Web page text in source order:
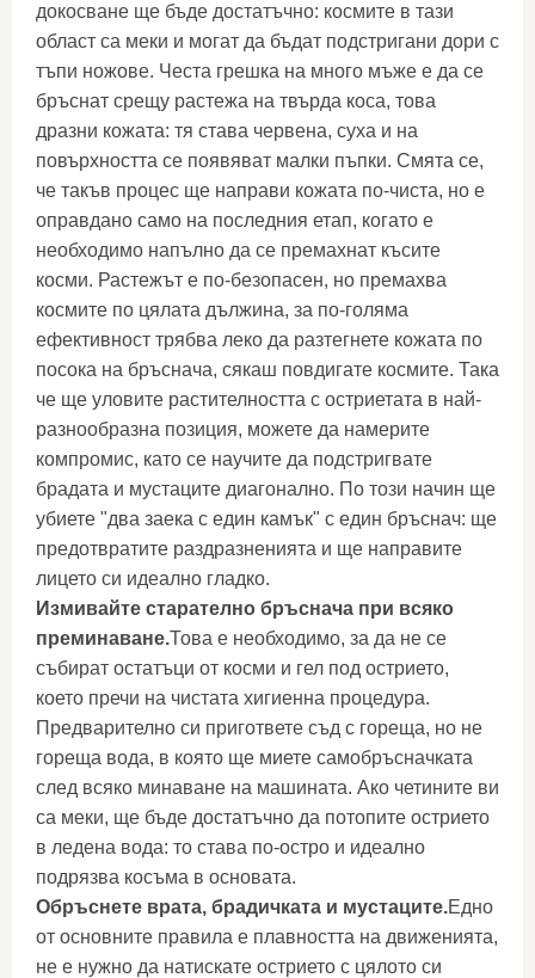
докосване ще бъде достатъчно: космите в тази
област са меки и могат да бъдат подстригани дори с
тъпи ножове. Честа грешка на много мъже е да се
бръснат срещу растежа на твърда коса, това
дразни кожата: тя става червена, суха и на
повърхността се появяват малки пъпки. Смята се,
че такъв процес ще направи кожата по-чиста, но е
оправдано само на последния етап, когато е
необходимо напълно да се премахнат късите
косми. Растежът е по-безопасен, но премахва
космите по цялата дължина, за по-голяма
ефективност трябва леко да разтегнете кожата по
посока на бръснача, сякаш повдигате космите. Така
че ще уловите растителността с остриетата в най-
разнообразна позиция, можете да намерите
компромис, като се научите да подстригвате
брадата и мустаците диагонално. По този начин ще
убиете "два заека с един камък" с един бръснач: ще
предотвратите раздразненията и ще направите
лицето си идеално гладко.
Измивайте старателно бръснача при всяко
преминаване.Това е необходимо, за да не се
събират остатъци от косми и гел под острието,
което пречи на чистата хигиенна процедура.
Предварително си пригответе съд с гореща, но не
гореща вода, в която ще миете самобръсначката
след всяко минаване на машината. Ако четините ви
са меки, ще бъде достатъчно да потопите острието
в ледена вода: то става по-остро и идеално
подрязва косъма в основата.
Обръснете врата, брадичката и мустаците.Едно
от основните правила е плавността на движенията,
не е нужно да натискате острието с цялото си